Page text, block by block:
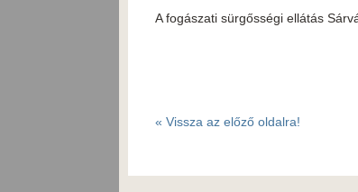
A fogászati sürgősségi ellátás
« Vissza az előző oldalra!